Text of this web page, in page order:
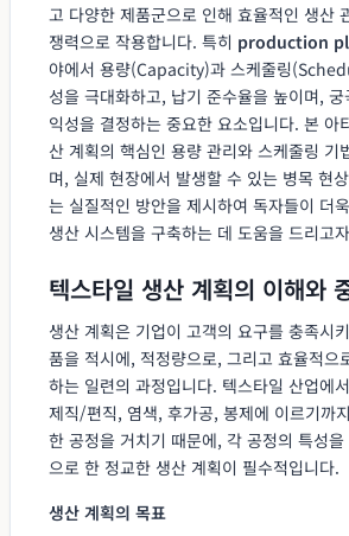
고 다양한 제품군으로 인해 효율적인 생산
쟁력으로 작용합니다. 특히 production
야에서 용량(Capacity)과 스케줄링
성을 극대화하고, 납기 준수율을 높이며,
익성을 결정하는 중요한 요소입니다. 본 아
산 계획의 핵심인 용량 관리와 스케줄링 기
며, 실제 현장에서 발생할 수 있는 병목 현
는 실질적인 방안을 제시하여 독자들이 더
생산 시스템을 구축하는 데 도움을 드리고
텍스타일 생산 계획의 이해와
생산 계획은 기업이 고객의 요구를 충족시
품을 적시에, 적정량으로, 그리고 효율적으
하는 일련의 과정입니다. 텍스타일 산업에
제직/편직, 염색, 후가공, 봉제에 이르기까
한 공정을 거치기 때문에, 각 공정의 특성
으로 한 정교한 생산 계획이 필수적입니다.
생산 계획의 목표